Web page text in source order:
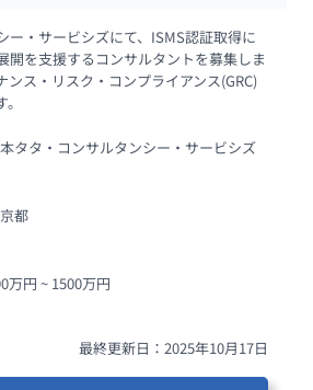
ー・サービシズにて、ISMS認証取得に
開を支援するコンサルタントを募集しま
ンス・リスク・コンプライアンス(GRC)
タタ・コンサルタンシー・サービシズ
都
万円 ~ 1500万円
最終更新日：2025年10月17日